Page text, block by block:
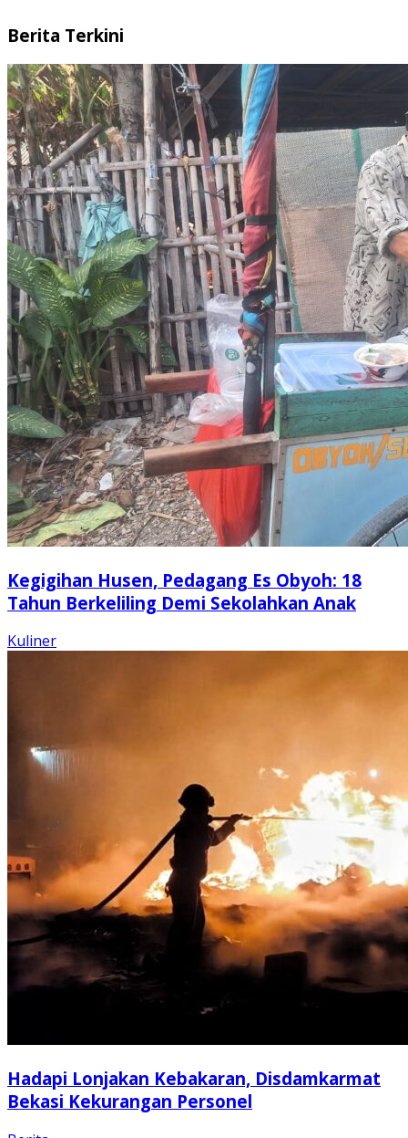
Berita Terkini
Kegigihan Husen, Pedagang Es Obyoh: 18
Tahun Berkeliling Demi Sekolahkan Anak
Kuliner
Hadapi Lonjakan Kebakaran, Disdamkarmat
Bekasi Kekurangan Personel